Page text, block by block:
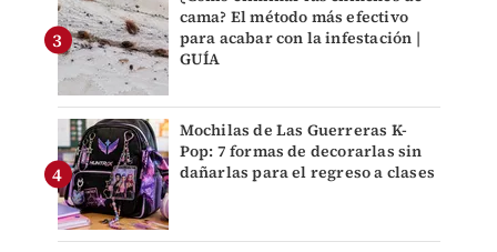
cama? El método más efectivo
para acabar con la infestación |
GUÍA
Mochilas de Las Guerreras K-
Pop: 7 formas de decorarlas sin
dañarlas para el regreso a clases